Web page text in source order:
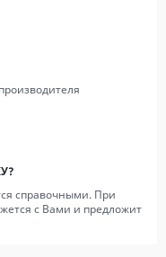
справочными. При
с Вами и предложит